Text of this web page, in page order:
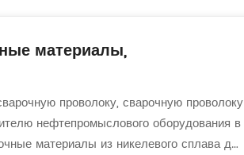
материалы,
проволоку, сварочную проволоку
нефтепромыслового оборудования в
материалы из никелевого сплава для